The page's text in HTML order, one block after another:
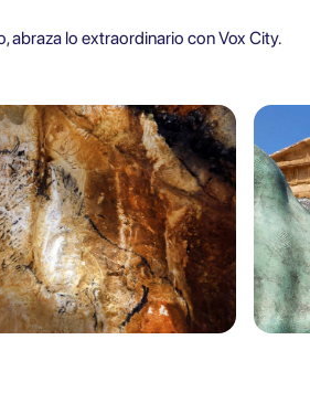
abraza lo extraordinario con Vox City.